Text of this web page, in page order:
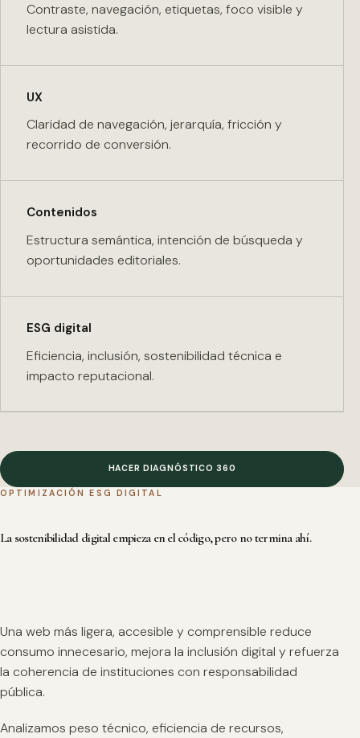
Contraste, navegación, etiquetas, foco visible y
lectura asistida.
UX
Claridad de navegación, jerarquía, fricción y
recorrido de conversión.
Contenidos
Estructura semántica, intención de búsqueda y
oportunidades editoriales.
ESG digital
Eficiencia, inclusión, sostenibilidad técnica e
impacto reputacional.
HACER DIAGNÓSTICO 360
OPTIMIZACIÓN ESG DIGITAL
La sostenibilidad digital empieza en el código, pero no termina ahí.
Una web más ligera, accesible y comprensible reduce
consumo innecesario, mejora la inclusión digital y refuerza
la coherencia de instituciones con responsabilidad
pública.
Analizamos peso técnico, eficiencia de recursos,